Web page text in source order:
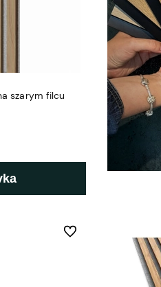
szarym filcu
Do ulubionych